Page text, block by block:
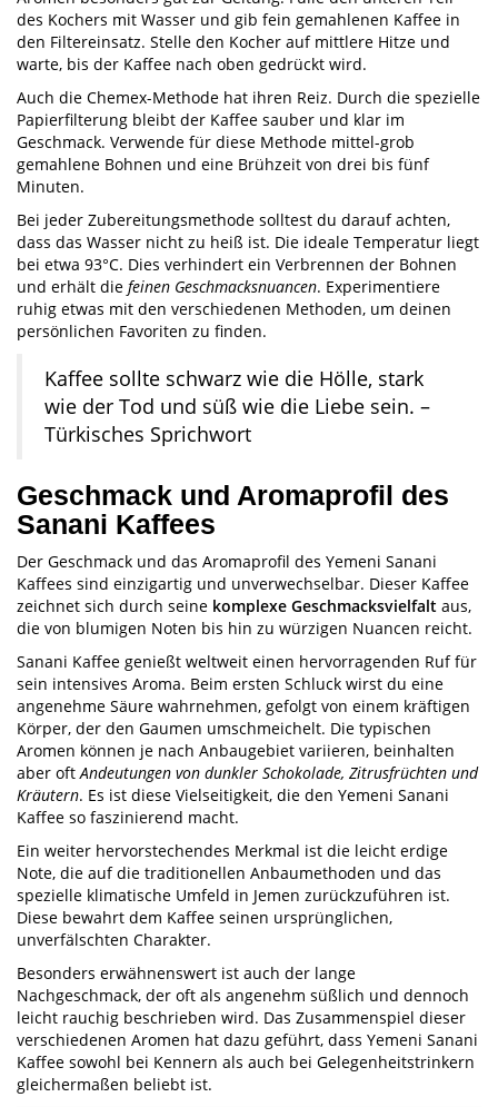
des Kochers mit Wasser und gib fein gemahlenen Kaffee in
den Filtereinsatz. Stelle den Kocher auf mittlere Hitze und
warte, bis der Kaffee nach oben gedrückt wird.
Auch die Chemex-Methode hat ihren Reiz. Durch die spezielle
Papierfilterung bleibt der Kaffee sauber und klar im
Geschmack. Verwende für diese Methode mittel-grob
gemahlene Bohnen und eine Brühzeit von drei bis fünf
Minuten.
Bei jeder Zubereitungsmethode solltest du darauf achten,
dass das Wasser nicht zu heiß ist. Die ideale Temperatur liegt
bei etwa 93°C. Dies verhindert ein Verbrennen der Bohnen
und erhält die feinen Geschmacksnuancen. Experimentiere
ruhig etwas mit den verschiedenen Methoden, um deinen
persönlichen Favoriten zu finden.
Kaffee sollte schwarz wie die Hölle, stark
wie der Tod und süß wie die Liebe sein. –
Türkisches Sprichwort
Geschmack und Aromaprofil des
Sanani Kaffees
Der Geschmack und das Aromaprofil des Yemeni Sanani
Kaffees sind einzigartig und unverwechselbar. Dieser Kaffee
zeichnet sich durch seine komplexe Geschmacksvielfalt aus,
die von blumigen Noten bis hin zu würzigen Nuancen reicht.
Sanani Kaffee genießt weltweit einen hervorragenden Ruf für
sein intensives Aroma. Beim ersten Schluck wirst du eine
angenehme Säure wahrnehmen, gefolgt von einem kräftigen
Körper, der den Gaumen umschmeichelt. Die typischen
Aromen können je nach Anbaugebiet variieren, beinhalten
aber oftAndeutungen von dunkler Schokolade, Zitrusfrüchten und
Kräutern. Es ist diese Vielseitigkeit, die den Yemeni Sanani
Kaffee so faszinierend macht.
Ein weiter hervorstechendes Merkmal ist die leicht erdige
Note, die auf die traditionellen Anbaumethoden und das
spezielle klimatische Umfeld in Jemen zurückzuführen ist.
Diese bewahrt dem Kaffee seinen ursprünglichen,
unverfälschten Charakter.
Besonders erwähnenswert ist auch der lange
Nachgeschmack, der oft als angenehm süßlich und dennoch
leicht rauchig beschrieben wird. Das Zusammenspiel dieser
verschiedenen Aromen hat dazu geführt, dass Yemeni Sanani
Kaffee sowohl bei Kennern als auch bei Gelegenheitstrinkern
gleichermaßen beliebt ist.